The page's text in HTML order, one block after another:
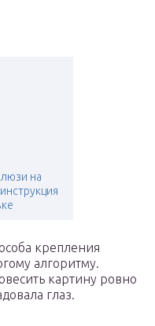
на
крепления
алгоритму.
картину ровно
глаз.